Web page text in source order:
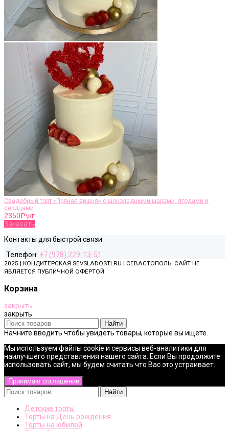
Свадебный торт «Пряная вишня» с шоколадными шарами, ягодами и
сердцами
2350₽\кг
Заказать
Контакты для быстрой связи
Телефон: +7 (978) 229-13-51
2025 | КОНДИТЕРСКАЯ SEVSLADOSTI.RU | СЕВАСТОПОЛЬ. САЙТ НЕ
ЯВЛЯЕТСЯ ПУБЛИЧНОЙ ОФЕРТОЙ
Корзина
закрыть
закрыть
Найти
Начните вводить чтобы увидеть товары, которые вы ищете.
Мы используем файлы cookie и сервисы веб-аналитики для
наилучшего представления нашего сайта. Если Вы продолжите
использовать сайт, мы будем считать что Вас это устраивает.
Принимаю соглашение
Найти
Детские торты
Торты на День рождения
Торты на юбилей